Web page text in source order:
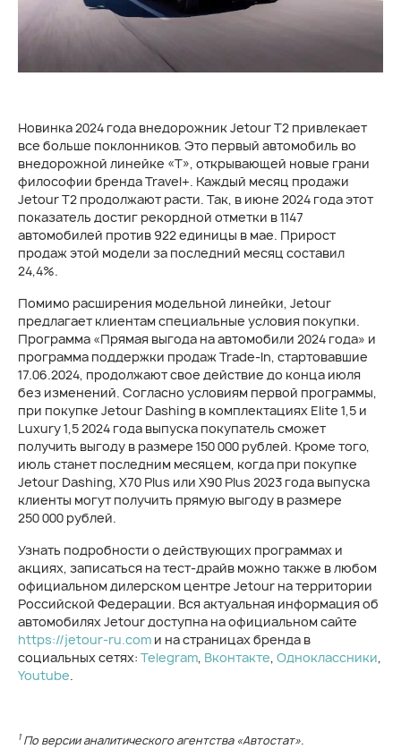
Новинка 2024 года внедорожник Jetour Т2 привлекает
все больше поклонников. Это первый автомобиль во
внедорожной линейке «Т», открывающей новые грани
философии бренда Travel+. Каждый месяц продажи
Jetour Т2 продолжают расти. Так, в июне 2024 года этот
показатель достиг рекордной отметки в 1147
автомобилей против 922 единицы в мае. Прирост
продаж этой модели за последний месяц составил
24,4%.
Помимо расширения модельной линейки, Jetour
предлагает клиентам специальные условия покупки.
Программа «Прямая выгода на автомобили 2024 года» и
программа поддержки продаж Trade-In, стартовавшие
17.06.2024, продолжают свое действие до конца июля
без изменений. Согласно условиям первой программы,
при покупке Jetour Dashing в комплектациях Elite 1,5 и
Luxury 1,5 2024 года выпуска покупатель сможет
получить выгоду в размере 150 000 рублей. Кроме того,
июль станет последним месяцем, когда при покупке
Jetour Dashing, X70 Plus или X90 Plus 2023 года выпуска
клиенты могут получить прямую выгоду в размере
250 000 рублей.
Узнать подробности о действующих программах и
акциях, записаться на тест-драйв можно также в любом
официальном дилерском центре Jetour на территории
Российской Федерации. Вся актуальная информация об
автомобилях Jetour доступна на официальном сайте
https://jetour-ru.com и на страницах бренда в
социальных сетях: Telegram, Вконтакте, Одноклассники,
Youtube.
1По версии аналитического агентства «Автостат».